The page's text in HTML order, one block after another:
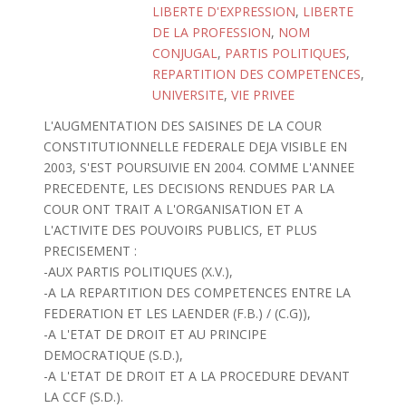
LIBERTE D'EXPRESSION, LIBERTE
DE LA PROFESSION, NOM
CONJUGAL, PARTIS POLITIQUES,
REPARTITION DES COMPETENCES,
UNIVERSITE, VIE PRIVEE
L'AUGMENTATION DES SAISINES DE LA COUR
CONSTITUTIONNELLE FEDERALE DEJA VISIBLE EN
2003, S'EST POURSUIVIE EN 2004. COMME L'ANNEE
PRECEDENTE, LES DECISIONS RENDUES PAR LA
COUR ONT TRAIT A L'ORGANISATION ET A
L'ACTIVITE DES POUVOIRS PUBLICS, ET PLUS
PRECISEMENT :
-AUX PARTIS POLITIQUES (X.V.),
-A LA REPARTITION DES COMPETENCES ENTRE LA
FEDERATION ET LES LAENDER (F.B.) / (C.G)),
-A L'ETAT DE DROIT ET AU PRINCIPE
DEMOCRATIQUE (S.D.),
-A L'ETAT DE DROIT ET A LA PROCEDURE DEVANT
LA CCF (S.D.).